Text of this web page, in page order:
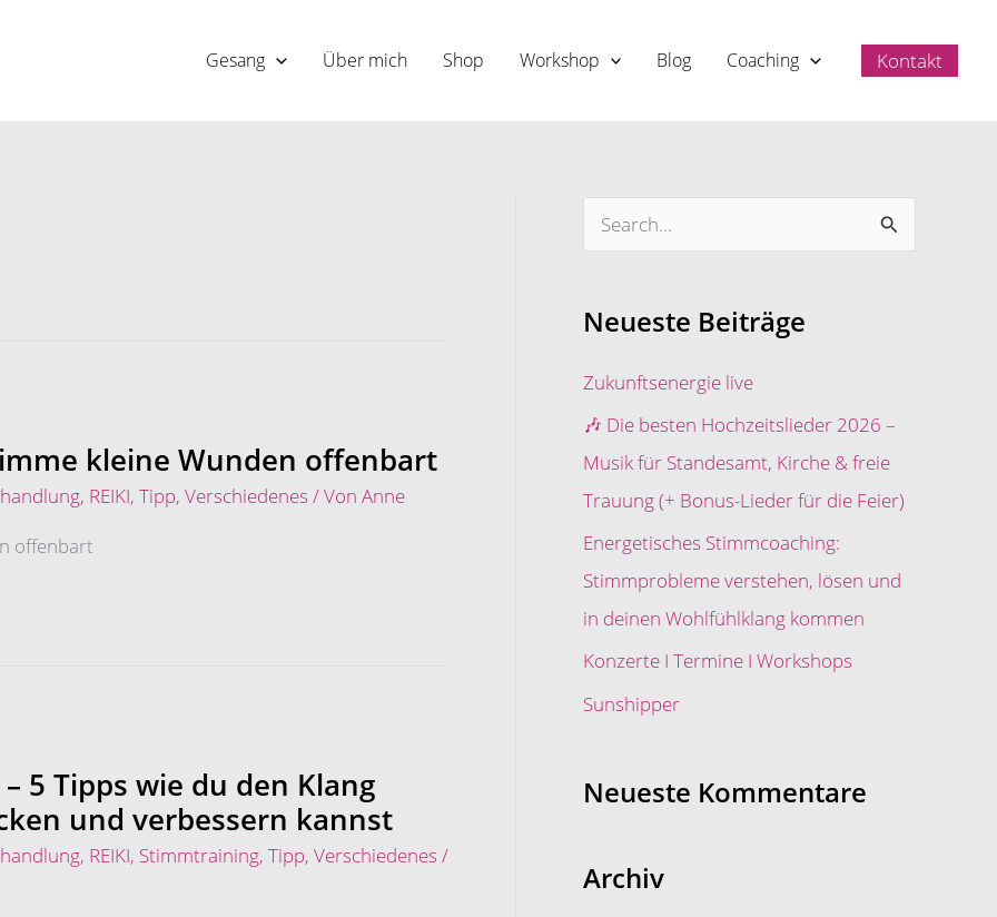
Gesang Über mich Shop Workshop Blog Coaching Kontakt
kleine Wunden offenbart
, REIKI, Tipp, Verschiedenes / Von Anne
offenbart
5 Tipps wie du den Klang
und verbessern kannst
, REIKI, Stimmtraining, Tipp, Verschiedenes /
e
n
n
a
c
h
:
Neueste Beiträge
Zukunftsenergie live
🎶 Die besten Hochzeitslieder 2026 –
Musik für Standesamt, Kirche & freie
Trauung (+ Bonus-Lieder für die Feier)
Energetisches Stimmcoaching:
Stimmprobleme verstehen, lösen und
in deinen Wohlfühlklang kommen
Konzerte I Termine I Workshops
Sunshipper
Neueste Kommentare
Archiv